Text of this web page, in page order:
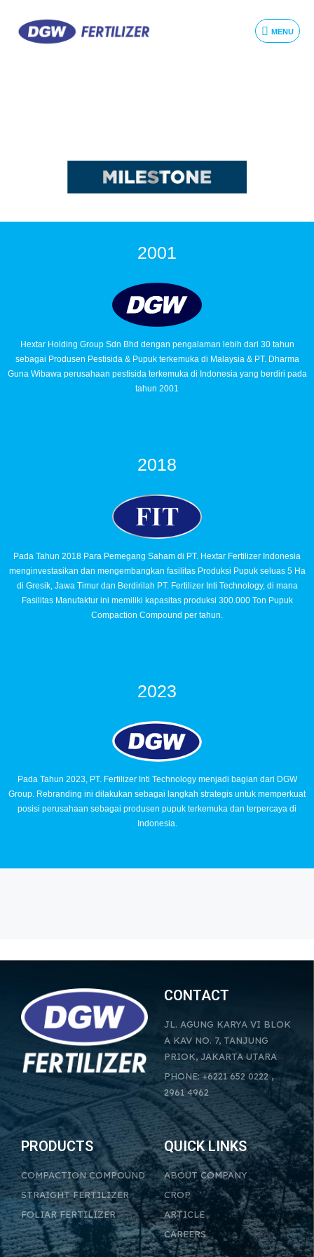
MENU
2001
Hextar Holding Group Sdn Bhd dengan pengalaman lebih dari 30 tahun
sebagai Produsen Pestisida & Pupuk terkemuka di Malaysia & PT. Dharma
Guna Wibawa perusahaan pestisida terkemuka di Indonesia yang berdiri pada
tahun 2001
2018
Pada Tahun 2018 Para Pemegang Saham di PT. Hextar Fertilizer Indonesia
menginvestasikan dan mengembangkan fasilitas Produksi Pupuk seluas 5 Ha
di Gresik, Jawa Timur dan Berdirilah PT. Fertilizer Inti Technology, di mana
Fasilitas Manufaktur ini memiliki kapasitas produksi 300.000 Ton Pupuk
Compaction Compound per tahun.
2023
Pada Tahun 2023, PT. Fertilizer Inti Technology menjadi bagian dari DGW
Group. Rebranding ini dilakukan sebagai langkah strategis untuk memperkuat
posisi perusahaan sebagai produsen pupuk terkemuka dan terpercaya di
Indonesia.
CONTACT
JL. AGUNG KARYA VI BLOK
A KAV NO. 7, TANJUNG
PRIOK, JAKARTA UTARA
PHONE: +6221 652 0222 ,
2961 4962
PRODUCTS
COMPACTION COMPOUND
STRAIGHT FERTILIZER
FOLIAR FERTILIZER
QUICK LINKS
ABOUT COMPANY
CROP
ARTICLE
CAREERS